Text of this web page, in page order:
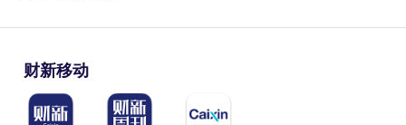
财新移动